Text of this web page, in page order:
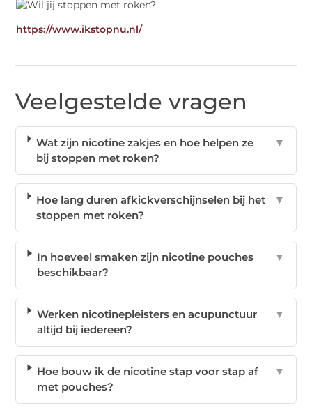
https://www.ikstopnu.nl/
Veelgestelde vragen
Wat zijn nicotine zakjes en hoe helpen ze
bij stoppen met roken?
▼
Hoe lang duren afkickverschijnselen bij het
stoppen met roken?
▼
In hoeveel smaken zijn nicotine pouches
beschikbaar?
▼
Werken nicotinepleisters en acupunctuur
altijd bij iedereen?
▼
Hoe bouw ik de nicotine stap voor stap af
met pouches?
▼